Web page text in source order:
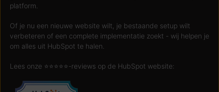
platform.
Of je nu een nieuwe website wilt, je bestaande setup wilt
verbeteren of een complete implementatie zoekt - wij helpen je
om alles uit HubSpot te halen.
Lees onze ⭐️⭐️⭐️⭐️⭐️-reviews op de HubSpot website: